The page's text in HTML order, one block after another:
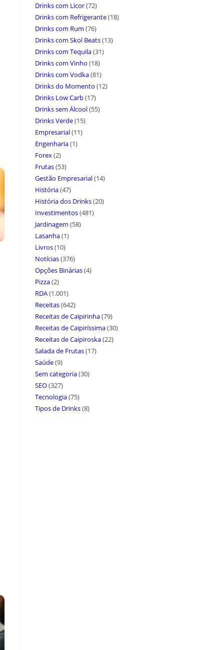
Drinks com Licor(72)
Drinks com Refrigerante(18)
Drinks com Rum (76)
Drinks com Skol Beats(13)
Drinks com Tequila(31)
Drinks com Vinho (18)
Drinks com Vodka(81)
Drinks do Momento (12)
Drinks Low Carb(17)
Drinks sem Álcool(55)
Drinks Verde(15)
Empresarial(11)
Engenharia(1)
Forex(2)
Frutas(53)
Gestão Empresarial(14)
História(47)
História dos Drinks(20)
Investimentos(481)
Jardinagem (58)
Lasanha(1)
Livros(10)
Notícias(376)
Opções Binárias(4)
Pizza(2)
RDA(1.001)
Receitas(642)
Receitas de Caipirinha(79)
Receitas de Caipiríssima(30)
Receitas de Caipiroska(22)
Salada de Frutas(17)
Saúde(9)
Sem categoria(30)
SEO(327)
Tecnologia(75)
Tipos de Drinks(8)